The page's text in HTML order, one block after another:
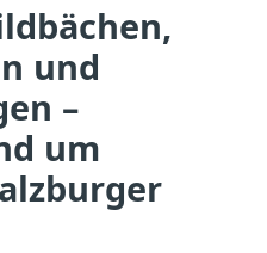
und
–
um